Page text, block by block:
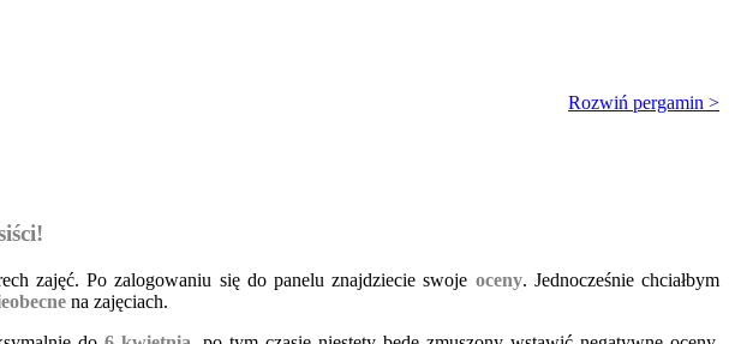
Rozwiń pergamin >
zajęć. Po zalogowaniu się do panelu znajdziecie swoje oceny. Jednocześnie chciałbym
na zajęciach.